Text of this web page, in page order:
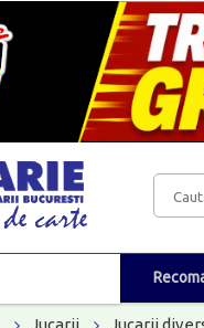
Jucarii Jucarii